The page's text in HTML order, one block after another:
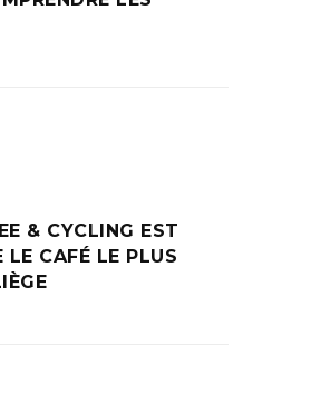
& CYCLING EST
LE CAFÉ LE PLUS